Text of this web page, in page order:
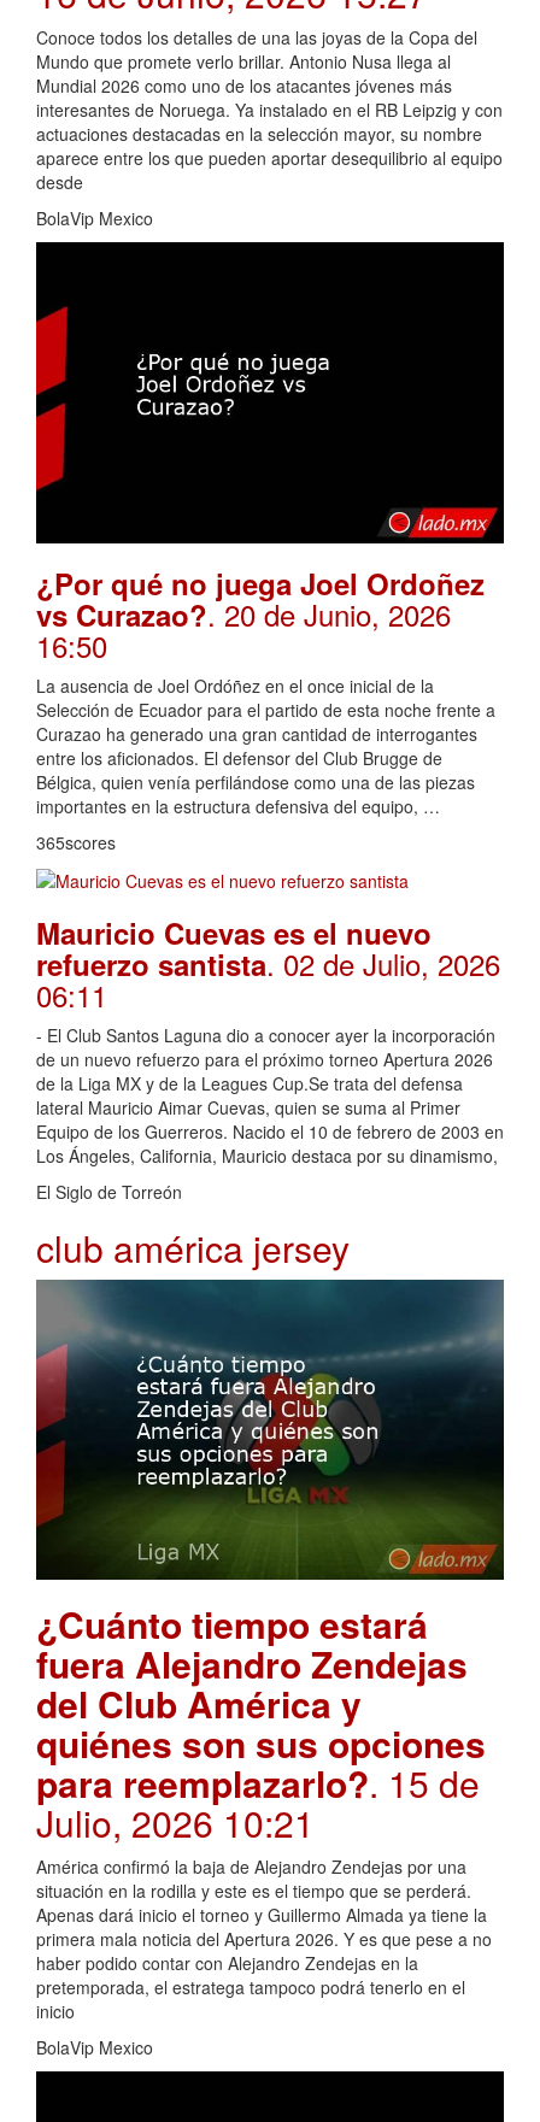
Conoce todos los detalles de una las joyas de la Copa del
Mundo que promete verlo brillar. Antonio Nusa llega al
Mundial 2026 como uno de los atacantes jóvenes más
interesantes de Noruega. Ya instalado en el RB Leipzig y con
actuaciones destacadas en la selección mayor, su nombre
aparece entre los que pueden aportar desequilibrio al equipo
desde
BolaVip Mexico
¿Por qué no juega Joel Ordoñez
vs Curazao?. 20 de Junio, 2026
16:50
La ausencia de Joel Ordóñez en el once inicial de la
Selección de Ecuador para el partido de esta noche frente a
Curazao ha generado una gran cantidad de interrogantes
entre los aficionados. El defensor del Club Brugge de
Bélgica, quien venía perfilándose como una de las piezas
importantes en la estructura defensiva del equipo, …
365scores
Mauricio Cuevas es el nuevo
refuerzo santista. 02 de Julio, 2026
06:11
- El Club Santos Laguna dio a conocer ayer la incorporación
de un nuevo refuerzo para el próximo torneo Apertura 2026
de la Liga MX y de la Leagues Cup.Se trata del defensa
lateral Mauricio Aimar Cuevas, quien se suma al Primer
Equipo de los Guerreros. Nacido el 10 de febrero de 2003 en
Los Ángeles, California, Mauricio destaca por su dinamismo,
El Siglo de Torreón
club américa jersey
¿Cuánto tiempo estará
fuera Alejandro Zendejas
del Club América y
quiénes son sus opciones
para reemplazarlo?. 15 de
Julio, 2026 10:21
América confirmó la baja de Alejandro Zendejas por una
situación en la rodilla y este es el tiempo que se perderá.
Apenas dará inicio el torneo y Guillermo Almada ya tiene la
primera mala noticia del Apertura 2026. Y es que pese a no
haber podido contar con Alejandro Zendejas en la
pretemporada, el estratega tampoco podrá tenerlo en el
inicio
BolaVip Mexico